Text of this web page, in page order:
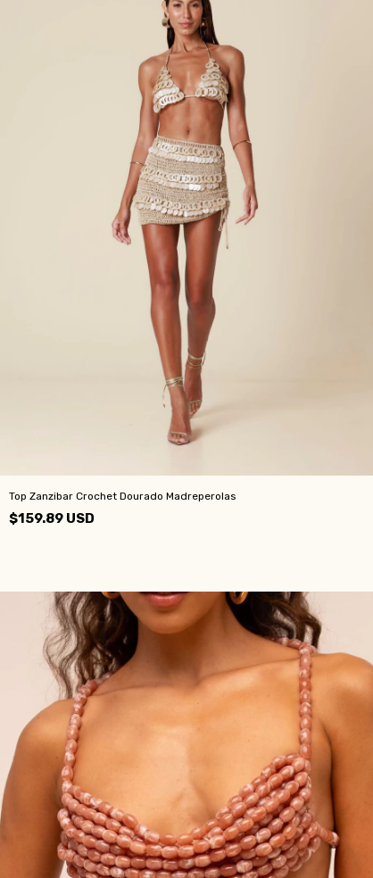
Top Zanzibar Crochet Dourado Madreperolas
$159.89 USD